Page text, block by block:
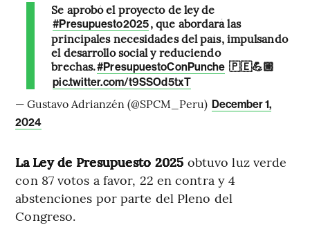
Se aprobó el proyecto de ley de
#Presupuesto2025, que abordará las
principales necesidades del país, impulsando
el desarrollo social y reduciendo
brechas.#PresupuestoConPunche 🇵🇪💪🏼
pic.twitter.com/t9SSOd5txT
— Gustavo Adrianzén (@SPCM_Peru) December 1,
2024
La Ley de Presupuesto 2025 obtuvo luz verde
con 87 votos a favor, 22 en contra y 4
abstenciones por parte del Pleno del
Congreso.